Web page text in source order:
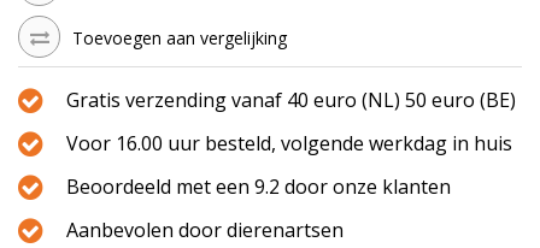
Toevoegen aan vergelijking
Gratis verzending vanaf 40 euro (NL) 50 euro (BE)
Voor 16.00 uur besteld, volgende werkdag in huis
Beoordeeld met een 9.2 door onze klanten
Aanbevolen door dierenartsen